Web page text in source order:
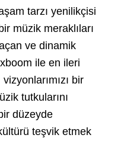
tarzı yenilikçisi
müzik meraklıları
ve dinamik
ile en ileri
bir
tutkularını
düzeyde
teşvik etmek